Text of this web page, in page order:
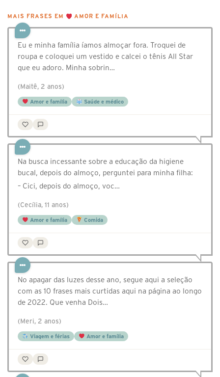
MAIS FRASES EM AMOR E FAMÍLIA
Eu e minha família íamos almoçar fora. Troquei de
roupa e coloquei um vestido e calcei o tênis All Star
que eu adoro. Minha sobrin…
(Maitê, 2 anos)
Amor e família Saúde e médico
Na busca incessante sobre a educação da higiene
bucal, depois do almoço, perguntei para minha filha:
– Cici, depois do almoço, voc…
(Cecília, 11 anos)
Amor e família Comida
No apagar das luzes desse ano, segue aqui a seleção
com as 10 frases mais curtidas aqui na página ao longo
de 2022. Que venha Dois…
(Meri, 2 anos)
Viagem e férias Amor e família